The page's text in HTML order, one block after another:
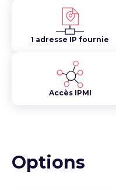
1 adresse IP fournie
Accès IPMI
Options